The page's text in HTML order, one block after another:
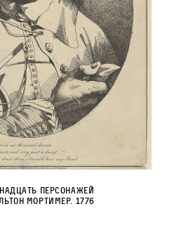
персонажей
Мортимер. 1776